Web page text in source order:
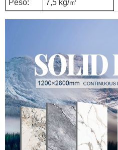
Peso:
7,5 kg/㎡